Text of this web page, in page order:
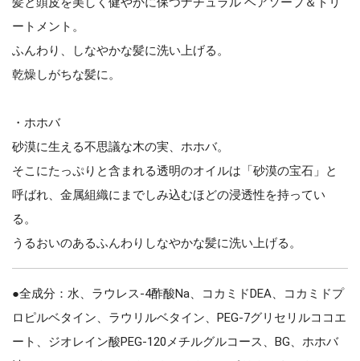
ートメント。
ふんわり、しなやかな髪に洗い上げる。
乾燥しがちな髪に。
・ホホバ
砂漠に生える不思議な木の実、ホホバ。
そこにたっぷりと含まれる透明のオイルは「砂漠の宝石」と
呼ばれ、金属組織にまでしみ込むほどの浸透性を持ってい
る。
うるおいのあるふんわりしなやかな髪に洗い上げる。
●全成分：水、ラウレス-4酢酸Na、コカミドDEA、コカミドプ
ロピルベタイン、ラウリルベタイン、PEG-7グリセリルココエ
ート、ジオレイン酸PEG-120メチルグルコース、BG、ホホバ